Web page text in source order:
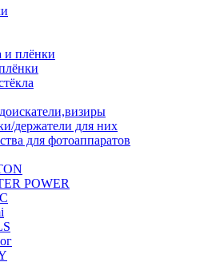
и плёнки
держатели для них
для фотоаппаратов
POWER